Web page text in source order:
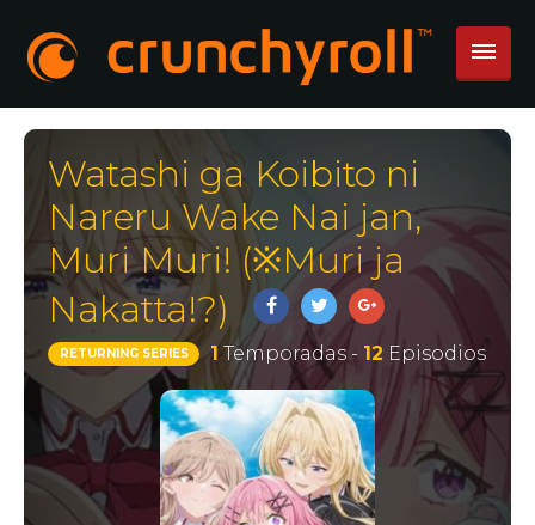
Watashi ga Koibito ni
Nareru Wake Nai jan,
Muri Muri! (※Muri ja
Nakatta!?)
RETURNING SERIES 1 Temporadas - 12 Episodios